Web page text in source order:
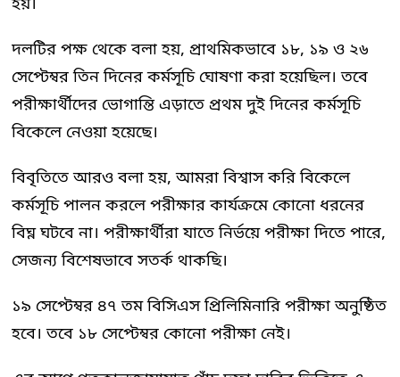
হয়।
দলটির পক্ষ থেকে বলা হয়, প্রাথমিকভাবে ১৮, ১৯ ও ২৬
সেপ্টেম্বর তিন দিনের কর্মসূচি ঘোষণা করা হয়েছিল। তবে
পরীক্ষার্থীদের ভোগান্তি এড়াতে প্রথম দুই দিনের কর্মসূচি
বিকেলে নেওয়া হয়েছে।
বিবৃতিতে আরও বলা হয়, আমরা বিশ্বাস করি বিকেলে
কর্মসূচি পালন করলে পরীক্ষার কার্যক্রমে কোনো ধরনের
বিঘ্ন ঘটবে না। পরীক্ষার্থীরা যাতে নির্ভয়ে পরীক্ষা দিতে পারে,
সেজন্য বিশেষভাবে সতর্ক থাকছি।
১৯ সেপ্টেম্বর ৪৭ তম বিসিএস প্রিলিমিনারি পরীক্ষা অনুষ্ঠিত
হবে। তবে ১৮ সেপ্টেম্বর কোনো পরীক্ষা নেই।